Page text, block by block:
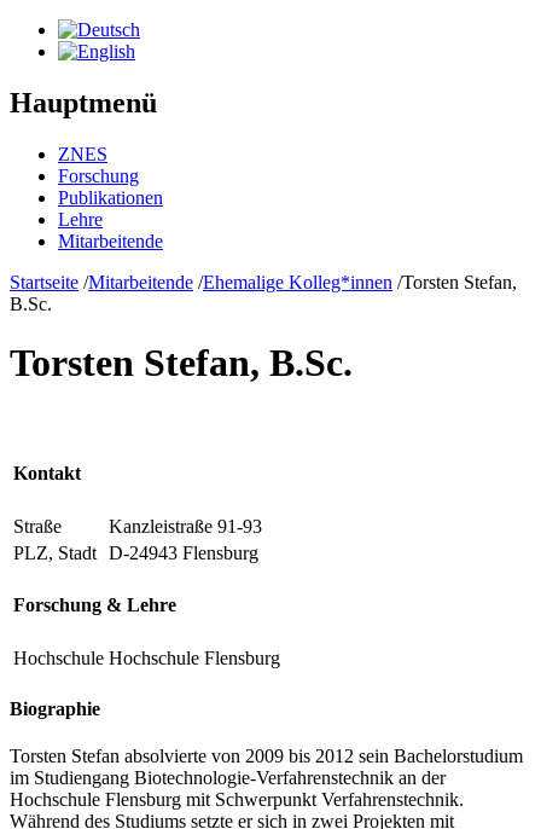
Hauptmenü
ZNES
Forschung
Publikationen
Lehre
Mitarbeitende
Startseite /Mitarbeitende /Ehemalige Kolleg*innen /Torsten Stefan,
B.Sc.
Torsten Stefan, B.Sc.
Kontakt
Straße
Kanzleistraße 91-93
PLZ, Stadt D-24943 Flensburg
Forschung & Lehre
Hochschule Hochschule Flensburg
Biographie
Torsten Stefan absolvierte von 2009 bis 2012 sein Bachelorstudium
im Studiengang Biotechnologie-Verfahrenstechnik an der
Hochschule Flensburg mit Schwerpunkt Verfahrenstechnik.
Während des Studiums setzte er sich in zwei Projekten mit